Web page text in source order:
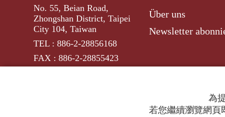
No. 55, Beian Road,
Zhongshan District, Taipei
City 104, Taiwan
TEL : 886-2-28856168
FAX : 886-2-28855423
Über uns
Newsletter
為
若您繼續瀏覽網頁